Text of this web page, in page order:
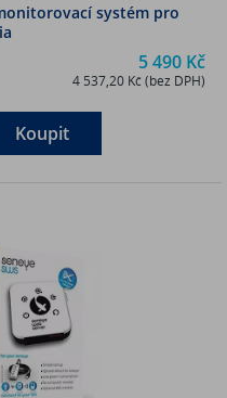
systém pro
5 490 Kč
4 537,20 Kč (bez DPH)
Koupit